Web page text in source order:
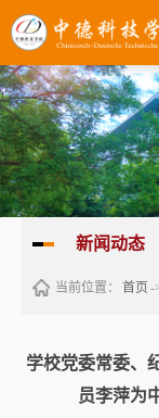
新闻动态
当前位置： 首页 -
学校党委常委、
员李萍为